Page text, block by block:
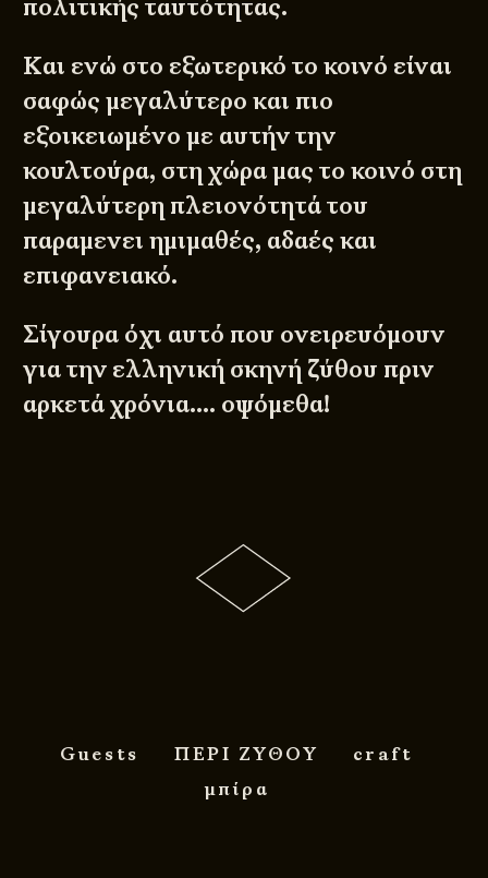
πολιτικής ταυτότητας.
Και ενώ στο εξωτερικό το κοινό είναι
σαφώς μεγαλύτερο και πιο
εξοικειωμένο με αυτήν την
κουλτούρα, στη χώρα μας το κοινό στη
μεγαλύτερη πλειονότητά του
παραμενει ημιμαθές, αδαές και
επιφανειακό.
Σίγουρα όχι αυτό που ονειρευόμουν
για την ελληνική σκηνή ζύθου πριν
αρκετά χρόνια…. οψόμεθα!
Guests ΠΕΡΙ ΖΥΘΟΥ
craft
μπίρα